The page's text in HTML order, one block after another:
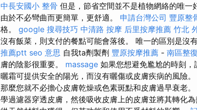
中長安國小 整骨 但是，節省空間並不是植物網絡的唯一
由於不必彎曲而更簡單，更舒適。 申請台灣公司 豐原整
格。 google 搜尋技巧 中清路 按摩 后里按摩推薦 竹北
沒有飯菜，則支付的餐點可能會落後。 唯一的區別是沒
推薦ptt seo 意思 自我ta劑製劑 豐原按摩推薦 - 南區整復
膚的陰影很重要。 massage 如果您想避免尷尬的時刻
曬霜可提供安全的陽光，而沒有曬傷或皮​​膚疾病的風險。
那麼您就不必擔心皮膚乾燥或色素斑點和皮膚過早衰老。
學過濾器穿透皮膚，然後吸收皮膚上的皮膚並將其轉化